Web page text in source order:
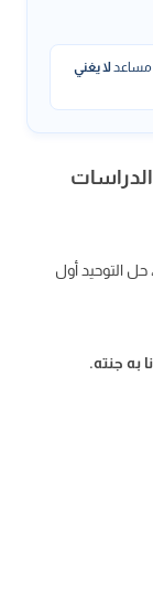
مساعدلا يغني
منهج الدراسات
حل كتاب التوحيد من مادة الدراسات الاسلامية ف3 ، حل التوحيد أول
به جنته.